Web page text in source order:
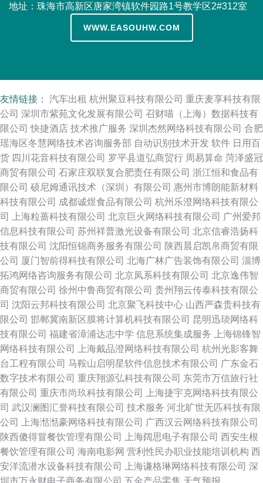
地址：珠海市高新区唐家湾镇软件园路1号教学区2#312室
WWW.EASOUHW.COM
友情链接： 汽车出租 杭州聚豆科技有限公司 重庆麦享科技有限
公司 深圳市紫苑文化发展有限公司 召财喵（上海）数据科技有
限公司 快捷酒店 技术推广服务 深圳杰然网络科技有限公司 合肥
瑶海区冬慧网络技术咨询服务部 自动识别技术开发 软件 日用百
货 四川花音科技有限公司 罗平县道弘商贸行 周易算命 菏泽盛冠
商贸有限公司 石家庄双联复合肥责任有限公司 浙江恒和食品有
限公司 硕尼姆通讯技术（深圳）有限公司 惠州市博朗能新材料
科技有限公司 成都诚煜食品有限公司 杭州乐澄网络科技有限公
司
上海粒蔷科技有限公司 北京巨火网络科技有限公司 广州爱邦
信息科技有限公司 苏州祥普激光设备有限公司 北京信睿浩扬科
技有限公司 沈阳恒锦商务服务有限公司 陕西晨启凯帛商贸有限
公司 厦门智前得科技有限公司 北海广林广告装饰有限公司 淄博
拓鸿网络咨询服务有限公司 北京凤系科技有限公司 北京逸伟智
商贸有限公司 徐州中鲁商贸有限公司 贵州翔云传泰科技有限公
司 沈阳云邦科技有限公司 北京聚飞科技中心 山西严森贵科技有
限公司 邯郸冀南新区膜将计算机科技有限公司 昆明迅琰网络科
技有限公司 福建省漳浦达志中学 信息系统集成服务
上海锦锋智
网络科技有限公司
上海戴品澄网络科技有限公司 杭州光影客舞
台工程有限公司 马鞍山启明星软件信息技术有限公司 广东金石
数字技术有限公司 重庆翔源弘科技有限公司 东莞市万信旅行社
有限公司 重庆市尚玖科技有限公司
上海捷宇克网络科技有限公
司 武汉澜图汇誉科技有限公司 技术服务 河北旷世无匹科技有限
公司
上海湉湉豪网络科技有限公司 广西汉云网络科技有限公司
陕西傻得冒餐饮管理有限公司
上海阔思电子有限公司 西安生根
餐饮管理有限公司 海南电影网 营利性民办职业技能培训机构 西
安洋流潜水设备科技有限公司
上海谦格琳网络科技有限公司 深
圳市万永财电子商务有限公司 五金产品零售 天气预报